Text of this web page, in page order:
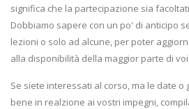
significa che la partecipazione sia
Dobbiamo sapere con un po' di anticipo
lezioni o solo ad alcune, per poter
alla disponibilità della maggior parte di voi.
Se siete interessati al corso, ma le date
bene in realzione ai vostri impegni,